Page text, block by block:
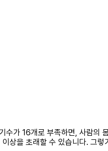
가 16개로 부족하면, 사람
상을 초래할 수 있습니다.